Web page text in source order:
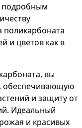
подробным
поликарбоната
и цветов как в
вы
обеспечивающую
и защиту от
Идеальный
и красивых